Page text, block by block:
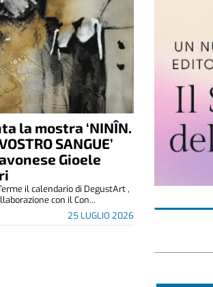
la mostra ‘NINÎN.
SANGUE’
Gioele
25 LUGLIO 2026
il calendario di DegustArt ,
con il Con...